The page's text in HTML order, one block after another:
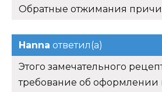
Обратные отжимания
Hanna ответил(а)
Этого замечательного
требование об оформлении